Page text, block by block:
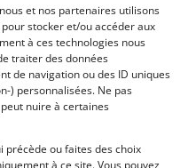
et nos partenaires utilisons
stocker et/ou accéder aux
à ces technologies nous
traiter des données
de navigation ou des ID uniques
) personnalisées. Ne pas
nuire à certaines
précède ou faites des choix
à ce site. Vous pouvez